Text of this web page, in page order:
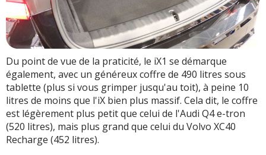
Du point de vue de la praticité, le iX1 se démarque
également, avec un généreux coffre de 490 litres sous
tablette (plus si vous grimper jusqu'au toit), à peine 10
litres de moins que l'iX bien plus massif. Cela dit, le coffre
est légèrement plus petit que celui de l'Audi Q4 e-tron
(520 litres), mais plus grand que celui du Volvo XC40
Recharge (452 litres).